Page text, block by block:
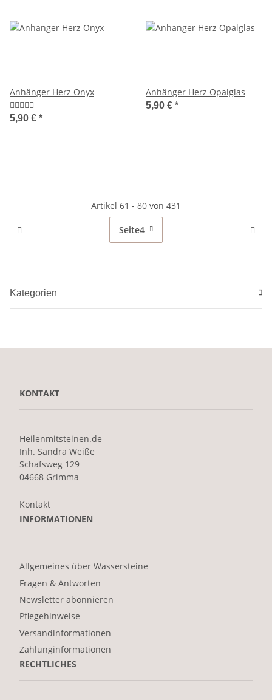
Anhänger Herz Onyx
5,90 € *
Anhänger Herz Opalglas
5,90 € *
Artikel 61 - 80 von 431
Seite4
Kategorien
KONTAKT
Heilenmitsteinen.de
Inh. Sandra Weiße
Schafsweg 129
04668 Grimma
Kontakt
INFORMATIONEN
Allgemeines über Wassersteine
Fragen & Antworten
Newsletter abonnieren
Pflegehinweise
Versandinformationen
Zahlunginformationen
RECHTLICHES